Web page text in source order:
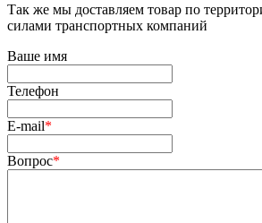
Так же мы доставляем товар по
силами транспортных компаний
Ваше имя
Телефон
E-mail*
Вопрос*